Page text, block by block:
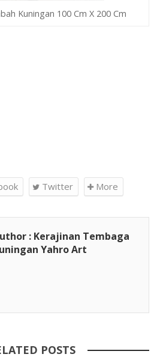
Kuningan 100 Cm X 200 Cm
Twitter More
: Kerajinan Tembaga
Yahro Art
POSTS